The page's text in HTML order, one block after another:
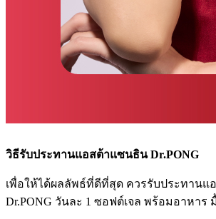
วิธีรับประทานแอสต้าแซนธิน Dr.PONG
เพื่อให้ได้ผลลัพธ์ที่ดีที่สุด ควรรับประทานแ
Dr.PONG วันละ 1 ซอฟต์เจล พร้อมอาหาร